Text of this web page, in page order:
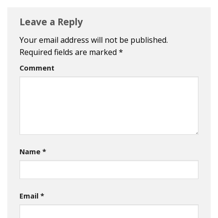
Leave a Reply
Your email address will not be published.
Required fields are marked *
Comment
Name *
Email *